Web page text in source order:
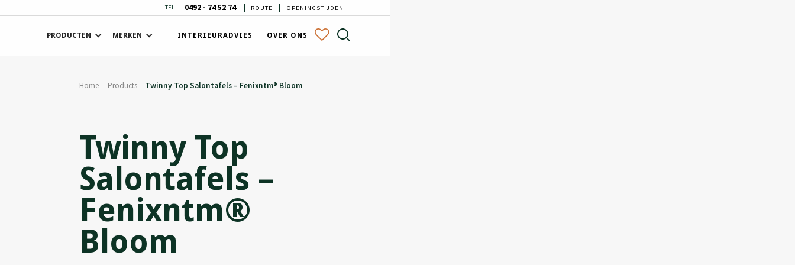
TEL 0492 - 74 52 74 ROUTE OPENINGSTIJDEN
PRODUCTEN MERKEN INTERIEURADVIES OVER ONS
Home Products Twinny Top Salontafels – Fenixntm® Bloom
Twinny Top
Salontafels –
Fenixntm®
Bloom